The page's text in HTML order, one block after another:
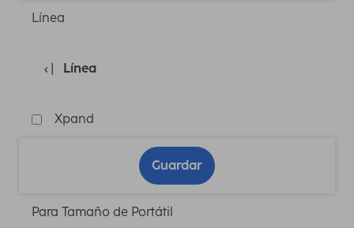
Línea
Línea
Xpand
Guardar
Para Tamaño de Portátil